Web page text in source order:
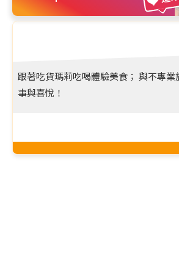
跟著吃貨瑪莉吃喝體驗美食； 與不專
事與喜悅！